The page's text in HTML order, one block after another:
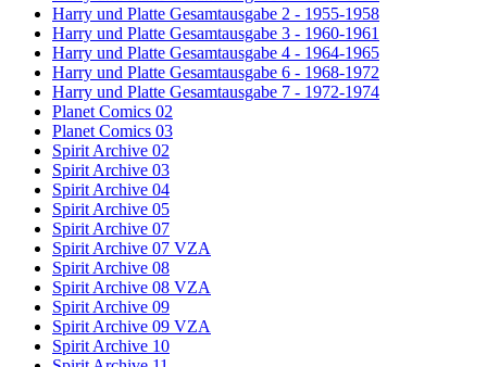
Harry und Platte Gesamtausgabe 2 - 1955-1958
Harry und Platte Gesamtausgabe 3 - 1960-1961
Harry und Platte Gesamtausgabe 4 - 1964-1965
Harry und Platte Gesamtausgabe 6 - 1968-1972
Harry und Platte Gesamtausgabe 7 - 1972-1974
Planet Comics 02
Planet Comics 03
Spirit Archive 02
Spirit Archive 03
Spirit Archive 04
Spirit Archive 05
Spirit Archive 07
Spirit Archive 07 VZA
Spirit Archive 08
Spirit Archive 08 VZA
Spirit Archive 09
Spirit Archive 09 VZA
Spirit Archive 10